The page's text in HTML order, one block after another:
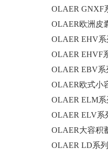
OLAER GNXF
OLAER欧洲皮
OLAER EHV
OLAER EHVF
OLAER EBV系
OLAER欧式小
OLAER ELM
OLAER ELV系
OLAER大容积
OLAER LD系